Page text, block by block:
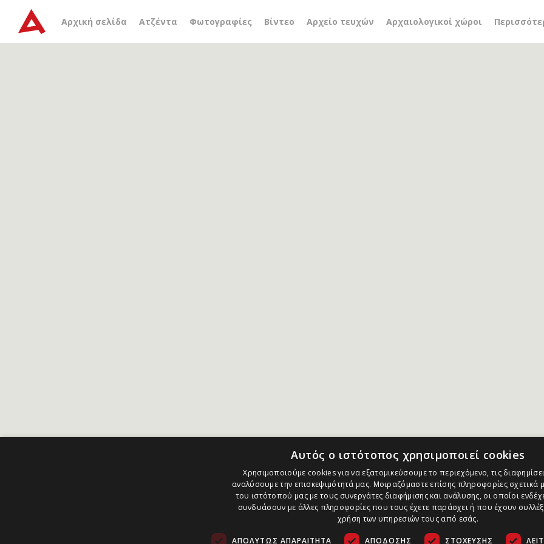
Αρχική σελίδα Ατζέντα Φωτογραφίες Βίντεο Αρχείο τευχών Αρχαιολογικοί χώροι
Αρχείο ετικέτας συλλυπητήριο μήνυμα
Αυτός ο ιστότοπος χρησιμοποιεί cookies
Χρησιμοποιούμε cookies για να εξατομικεύσουμε το περιεχόμενο, τις
αναλύσουμε την επισκεψιμότητά μας. Μοιραζόμαστε επίσης πληροφορίες σχετικά
του ιστότοπού μας με τους συνεργάτες διαφήμισης και ανάλυσης, οι οποίοι
συνδυάσουν με άλλες πληροφορίες που τους έχετε παράσχει ή που έχουν
χρήση των υπηρεσιών τους από εσάς.
ΑΠΟΛΎΤΩΣ ΑΠΑΡΑΊΤΗΤΑ ΑΠΌΔΟΣΗΣ ΣΤΌΧΕΥΣΗΣ